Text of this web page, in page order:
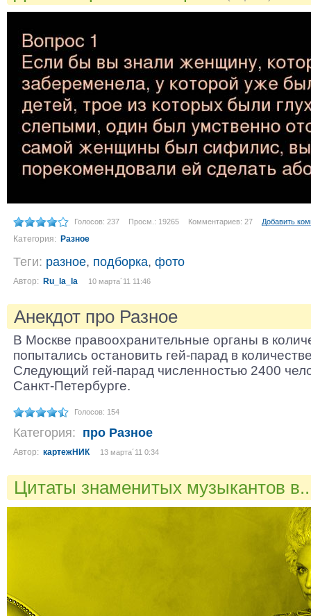
Голосов: 237 Просм.: 19265 Комментариев: 27 Добавить
Категория: Разное
Теги: разное, подборка, фото
Автор: Ru_la_la 10 марта´11 11:46
Анекдот про Разное
В Москве правоохранительные органы в
попытались остановить гей-парад в
Следующий гей-парад численностью 2400
Санкт-Петербурге.
Голосов: 154
Категория: про Разное
Автор: картежНИК 13 марта´11 0:34
Цитаты знаменитых музыкантов